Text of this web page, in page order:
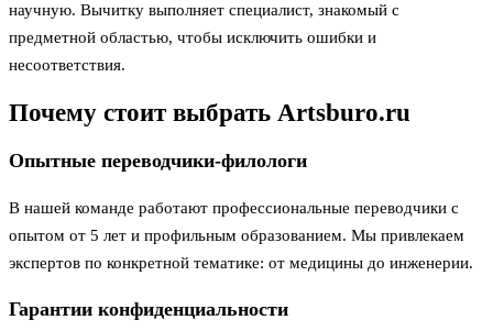
научную. Вычитку выполняет специалист, знакомый с
предметной областью, чтобы исключить ошибки и
несоответствия.
Почему стоит выбрать Artsburo.ru
Опытные переводчики‑филологи
В нашей команде работают профессиональные переводчики с
опытом от 5 лет и профильным образованием. Мы привлекаем
экспертов по конкретной тематике: от медицины до инженерии.
Гарантии конфиденциальности